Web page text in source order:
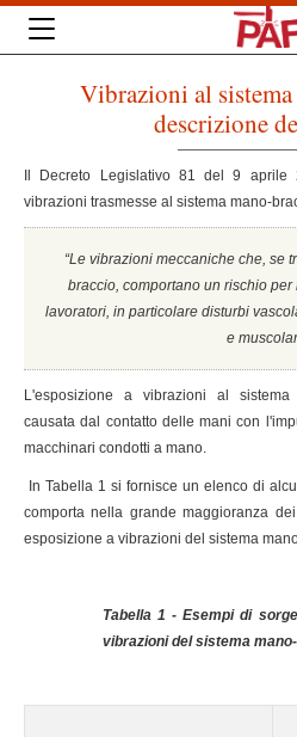
Vibrazioni al
descrizione
Il Decreto Legislativo 81 del 9
vibrazioni trasmesse al sistema mano-
“Le vibrazioni meccaniche che, se
braccio, comportano un rischio
lavoratori, in particolare disturbi
e
L'esposizione a vibrazioni al sistema
causata dal contatto delle mani con
macchinari condotti a mano.
In Tabella 1 si fornisce un elenco di
comporta nella grande maggioranza
esposizione a vibrazioni del sistema
Tabella 1 - Esempi di
vibrazioni del sistema